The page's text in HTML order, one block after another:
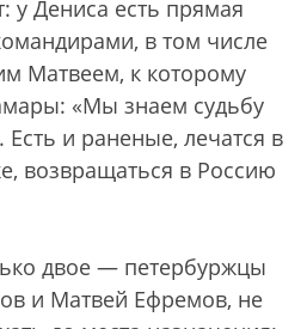
у Дениса есть прямая
в том числе
Матвеем, к которому
«Мы знаем судьбу
и раненые, лечатся в
возвращаться в Россию
двое — петербуржцы
и Матвей Ефремов, не